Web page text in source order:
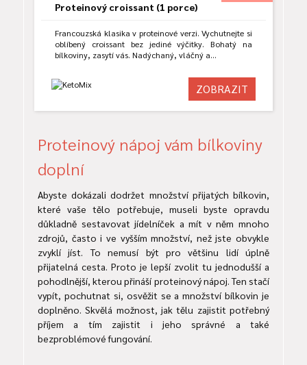
Proteinový croissant (1 porce)
Francouzská klasika v proteinové verzi. Vychutnejte si
oblíbený croissant bez jediné výčitky. Bohatý na
bílkoviny, zasytí vás. Nadýchaný, vláčný a…
ZOBRAZIT
Proteinový nápoj vám bílkoviny
doplní
Abyste dokázali dodržet množství přijatých bílkovin,
které vaše tělo potřebuje, museli byste opravdu
důkladně sestavovat jídelníček a mít v něm mnoho
zdrojů, často i ve vyšším množství, než jste obvykle
zvyklí jíst. To nemusí být pro většinu lidí úplně
přijatelná cesta. Proto je lepší zvolit tu jednodušší a
pohodlnější, kterou přináší proteinový nápoj. Ten stačí
vypít, pochutnat si, osvěžit se a množství bílkovin je
doplněno. Skvělá možnost, jak tělu zajistit potřebný
příjem a tím zajistit i jeho správné a také
bezproblémové fungování.